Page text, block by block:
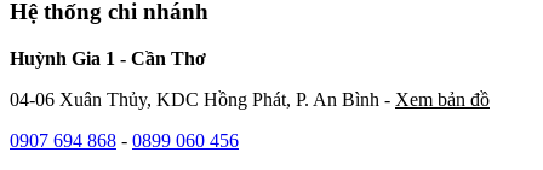
Hệ thống chi nhánh
Huỳnh Gia 1 - Cần Thơ
04-06 Xuân Thủy, KDC Hồng Phát, P. An Bình - Xem bản đồ
0907 694 868 - 0899 060 456